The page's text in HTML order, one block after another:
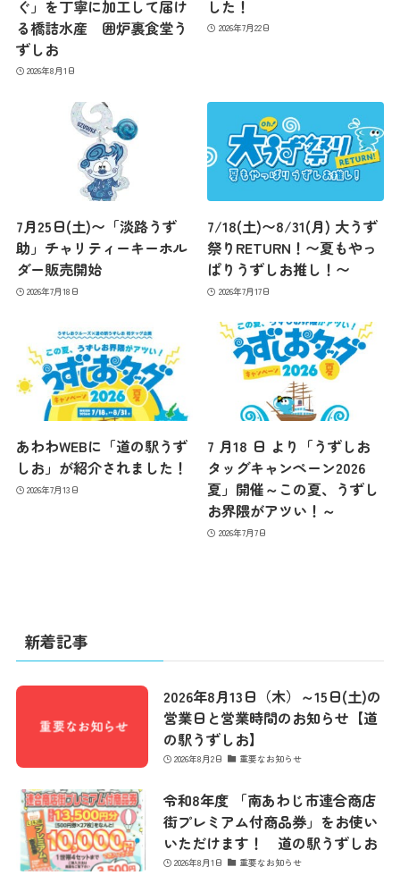
ぐ」を丁寧に加工して届け
る橋詰水産 囲炉裏食堂う
ずしお
2026年8月1日
した！
2026年7月22日
7月25日(土)〜「淡路うず
助」チャリティーキーホル
ダー販売開始
2026年7月18日
7/18(土)〜8/31(月) 大うず
祭りRETURN！〜夏もやっ
ぱりうずしお推し！〜
2026年7月17日
あわわWEBに「道の駅うず
しお」が紹介されました！
2026年7月13日
7 月18 日 より「うずしお
タッグキャンペーン2026
夏」開催～この夏、うずし
お界隈がアツい！～
2026年7月7日
新着記事
2026年8月13日（木）～15日(土)の
営業日と営業時間のお知らせ【道
の駅うずしお】
2026年8月2日 重要なお知らせ
令和8年度 「南あわじ市連合商店
街プレミアム付商品券」をお使い
いただけます！ 道の駅うずしお
2026年8月1日 重要なお知らせ